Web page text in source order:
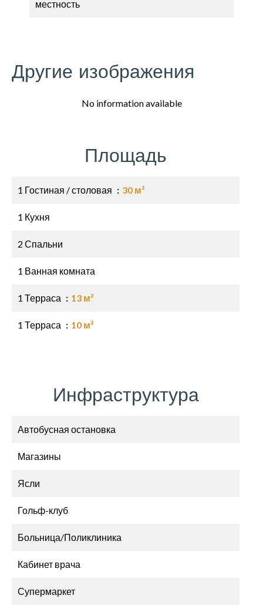
местность
Другие изображения
No information available
Площадь
1 Гостиная / столовая 30 м²
1 Кухня
2 Спальни
1 Ванная комната
1 Терраса 13 м²
1 Терраса 10 м²
Инфраструктура
Автобусная остановка
Магазины
Ясли
Гольф-клуб
Больница/Поликлиника
Кабинет врача
Супермаркет